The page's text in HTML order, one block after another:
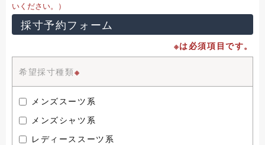
いください。）
採寸予約フォーム
※は必須項目です。
希望採寸種類※
メンズスーツ系
メンズシャツ系
レディーススーツ系